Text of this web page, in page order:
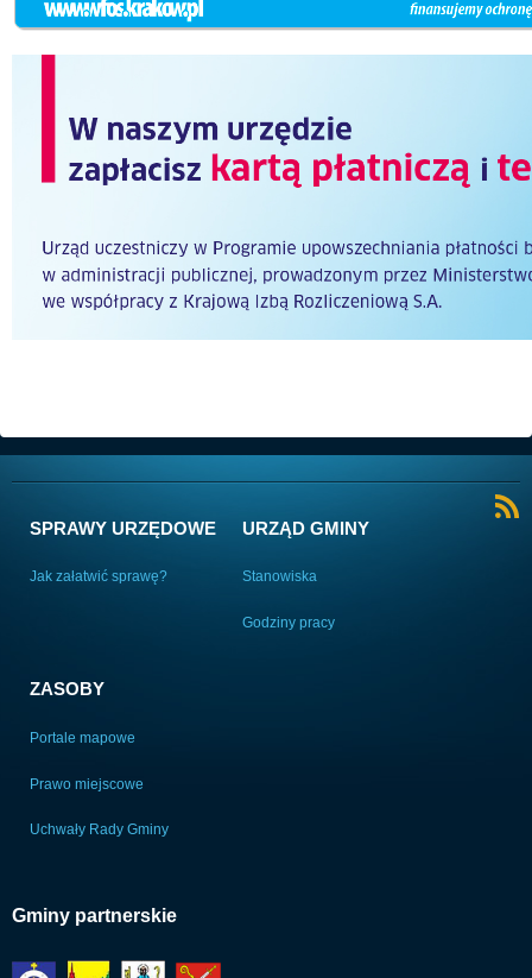
SPRAWY URZĘDOWE
Jak załatwić sprawę?
URZĄD GMINY
Stanowiska
Godziny pracy
ZASOBY
Portale mapowe
Prawo miejscowe
Uchwały Rady Gminy
Gminy partnerskie